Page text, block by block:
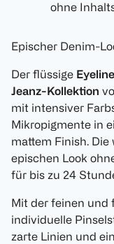
ohne
Epischer Denim-
Der flüssige
Jeanz-Kollektion
mit intensiver
Mikropigmente in
mattem Finish.
epischen Look
für bis zu 24
Mit der feinen und
individuelle
zarte Linien und